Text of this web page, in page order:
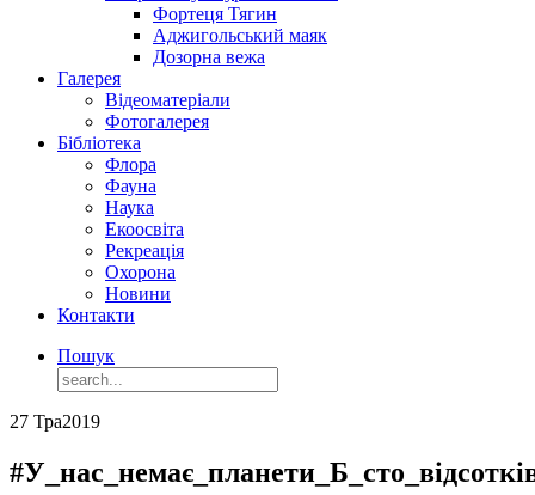
Фортеця Тягин
Аджигольський маяк
Дозорна вежа
Галерея
Відеоматеріали
Фотогалерея
Бібліотека
Флора
Фауна
Наука
Екоосвіта
Рекреація
Охорона
Новини
Контакти
Пошук
27 Тра2019